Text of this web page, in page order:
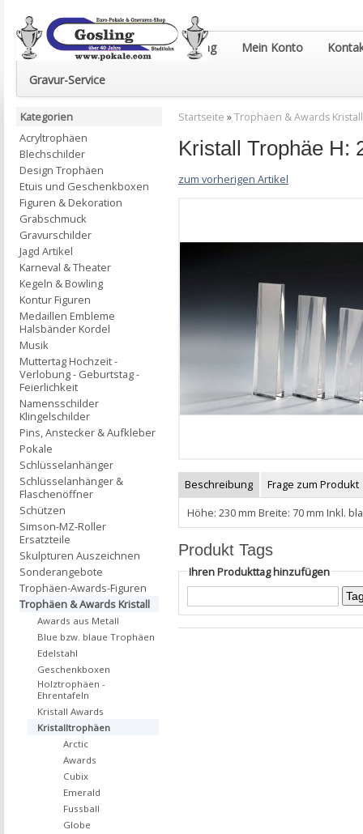
Euro-Pokale & Gravur-Shop Gosling Mein Konto
Gravur-Service
Startseite »Trophäen & Awards Kristall
Kristall Trophäe H:
zum vorherigen Artikel
Beschreibung
Frage zum Produkt
Höhe: 230 mm Breite: 70 mm Inkl.
Produkt Tags
Ihren Produkttag hinzufügen
Kategorien
Acryltrophäen
Blechschilder
Design Trophäen
Etuis und Geschenkboxen
Figuren & Dekoration
Grabschmuck
Gravurschilder
Jagd Artikel
Karneval & Theater
Kegeln & Bowling
Kontur Figuren
Medaillen Embleme
Halsbänder Kordel
Musik
Muttertag Hochzeit -
Verlobung - Geburtstag -
Feierlichkeit
Namensschilder
Klingelschilder
Pins, Anstecker & Aufkleber
Pokale
Schlüsselanhänger
Schlüsselanhänger &
Flaschenöffner
Schützen
Simson-MZ-Roller
Ersatzteile
Skulpturen Auszeichnen
Sonderangebote
Trophäen-Awards-Figuren
Trophäen & Awards Kristall
Awards aus Metall
Blue bzw. blaue Trophäen
Edelstahl
Geschenkboxen
Holztrophäen -
Ehrentafeln
Kristall Awards
Kristalltrophäen
Arctic
Awards
Cubix
Emerald
Fussball
Globe